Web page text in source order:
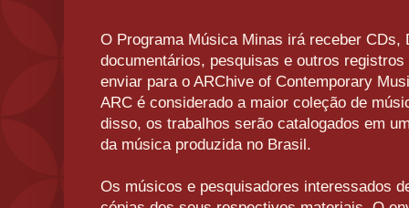
O Programa Música Minas irá receber CDs,
documentários, pesquisas e outros
enviar para o ARChive of Contemporary
ARC é considerado a maior coleção de
disso, os trabalhos serão catalogados em
da música produzida no Brasil.
Os músicos e pesquisadores interessados